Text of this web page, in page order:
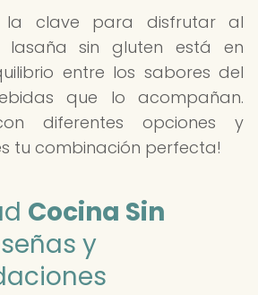
la clave para disfrutar al
sin gluten está en
entre los sabores del
que lo acompañan.
diferentes opciones y
tu combinación perfecta!
Cocina Sin
y